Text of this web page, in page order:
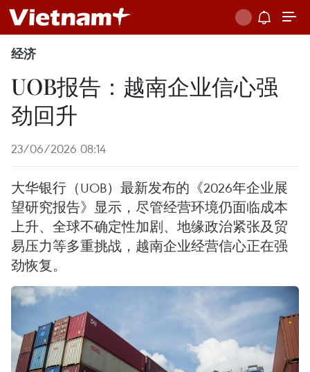
经济
UOB报告：越南企业信心强
劲回升
23/06/2026 08:14
大华银行（UOB）最新发布的《2026年企业展
望研究报告》显示，尽管经营环境仍面临成本
上升、全球不确定性加剧、地缘政治紧张及贸
易压力等多重挑战，越南企业经营信心正在强
劲恢复。